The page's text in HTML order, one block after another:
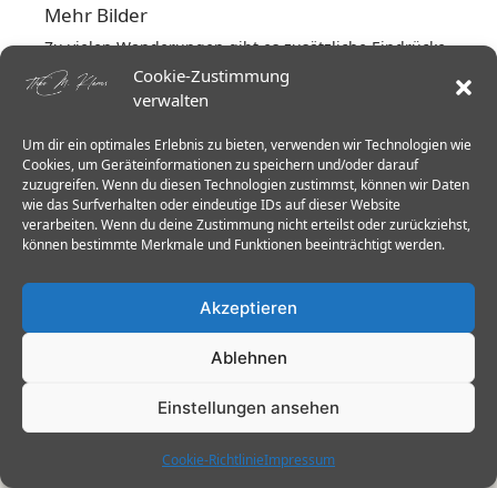
Cookie-Zustimmung
verwalten
Um dir ein optimales Erlebnis zu bieten, verwenden wir Technologien wie
Cookies, um Geräteinformationen zu speichern und/oder darauf
zuzugreifen. Wenn du diesen Technologien zustimmst, können wir Daten
wie das Surfverhalten oder eindeutige IDs auf dieser Website
verarbeiten. Wenn du deine Zustimmung nicht erteilst oder zurückziehst,
können bestimmte Merkmale und Funktionen beeinträchtigt werden.
Akzeptieren
Ablehnen
Einstellungen ansehen
Cookie-RichtlinieImpressum
Mehr Bilder
Zu vielen Wanderungen gibt es zusätzliche Eindrücke
aus der Sächsischen Schweiz.
Galerien ansehen →
Über diese Seite
Ich schreibe über Wandern im Elbsandstein –
über Wege, Stiegen und Erfahrung. Im
Aufmerksamkeit und Haltung.
Mehr über mich